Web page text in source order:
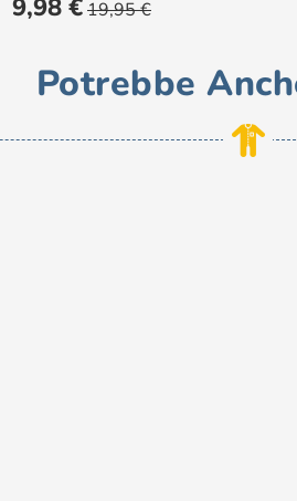
9,98 € base
19,95 €
Potrebbe